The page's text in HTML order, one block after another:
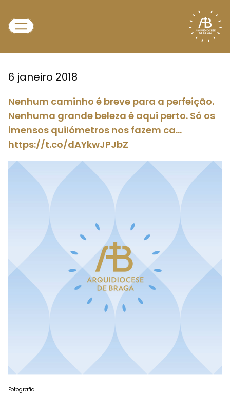
6 janeiro 2018
Nenhum caminho é breve para a perfeição.
Nenhuma grande beleza é aqui perto. Só os
imensos quilómetros nos fazem ca…
https://t.co/dAYkwJPJbZ
Fotografia